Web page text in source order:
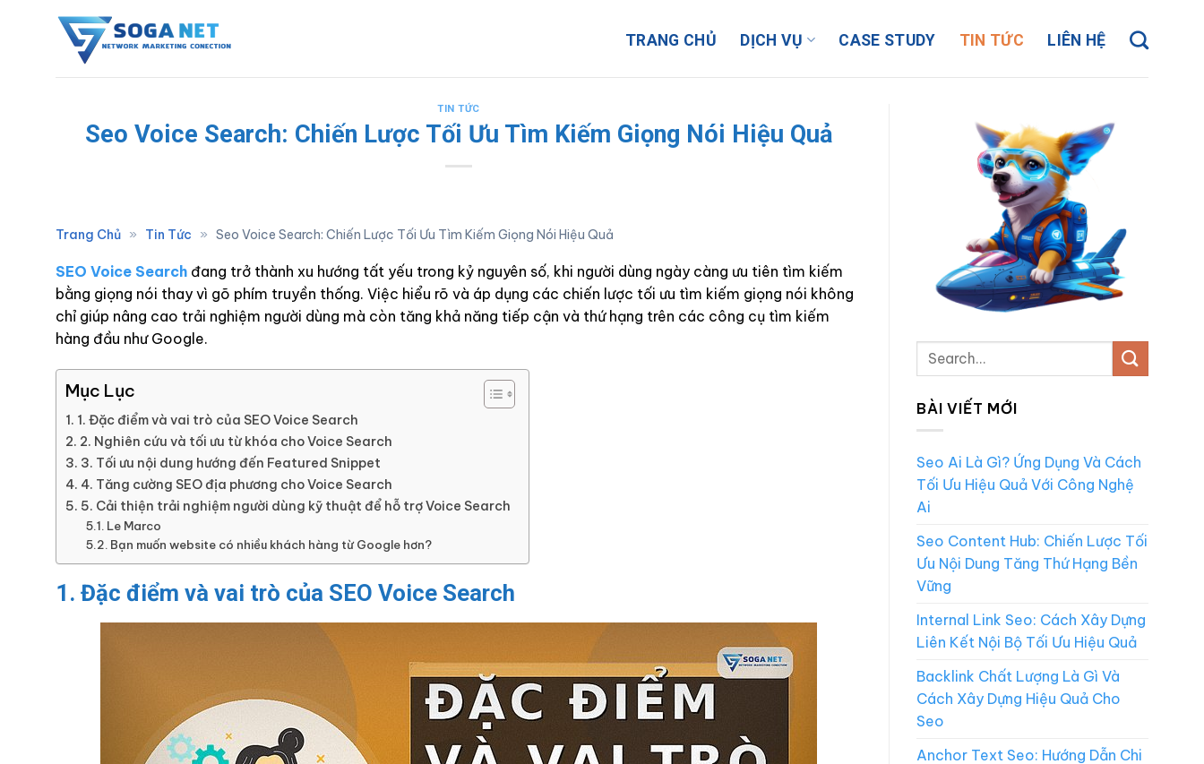
TRANG CHỦ DỊCH VỤ CASE STUDY TIN TỨC LIÊN HỆ
TIN TỨC
Seo Voice Search: Chiến Lược Tối Ưu Tìm Kiếm Giọng Nói Hiệu Quả
Trang Chủ » Tin Tức » Seo Voice Search: Chiến Lược Tối Ưu Tìm Kiếm Giọng Nói Hiệu Quả
SEO Voice Search đang trở thành xu hướng tất yếu trong kỷ nguyên số, khi người dùng ngày càng ưu tiên tìm kiếm
bằng giọng nói thay vì gõ phím truyền thống. Việc hiểu rõ và áp dụng các chiến lược tối ưu tìm kiếm giọng nói không
chỉ giúp nâng cao trải nghiệm người dùng mà còn tăng khả năng tiếp cận và thứ hạng trên các công cụ tìm kiếm
hàng đầu như Google.
Mục Lục
1. Đặc điểm và vai trò của SEO Voice Search
2. Nghiên cứu và tối ưu từ khóa cho Voice Search
3. Tối ưu nội dung hướng đến Featured Snippet
4. Tăng cường SEO địa phương cho Voice Search
5. Cải thiện trải nghiệm người dùng kỹ thuật để hỗ trợ Voice Search
Le Marco
Bạn muốn website có nhiều khách hàng từ Google hơn?
1. Đặc điểm và vai trò của SEO Voice Search
BÀI VIẾT MỚI
Seo Ai Là Gì? Ứng Dụng Và Cách
Tối Ưu Hiệu Quả Với Công Nghệ
Ai
Seo Content Hub: Chiến Lược Tối
Ưu Nội Dung Tăng Thứ Hạng Bền
Vững
Internal Link Seo: Cách Xây Dựng
Liên Kết Nội Bộ Tối Ưu Hiệu Quả
Backlink Chất Lượng Là Gì Và
Cách Xây Dựng Hiệu Quả Cho
Seo
Anchor Text Seo: Hướng Dẫn Chi